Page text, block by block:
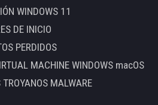
WINDOWS 11
DE INICIO
PERDIDOS
MACHINE WINDOWS macOS
MALWARE